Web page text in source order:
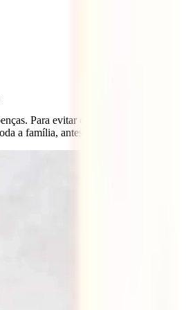
Para evitar os custos
a família, antes da tua partida.